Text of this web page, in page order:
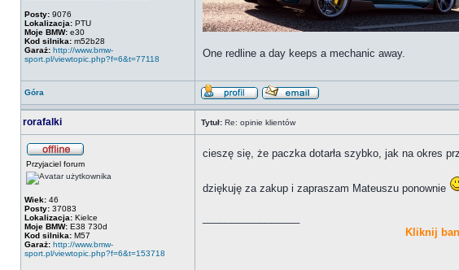
Posty: 9076
Lokalizacja: PTU
Moje BMW: e30
Kod silnika: m52b28
Garaż: http://www.bmw-
sport.pl/viewtopic.php?f=6&t=77118
One redline a day keeps a mechanic away.
Góra
rorafalki Tytuł: Re: opinie klientów
Przyjaciel forum
Wiek: 46
Posty: 37083
Lokalizacja: Kielce
Moje BMW: E38 730d
Kod silnika: M57
Garaż: http://www.bmw-
sport.pl/viewtopic.php?f=6&t=153718
cieszę się, że paczka dotarła szybko, jak na okres
dziękuję za zakup i zapraszam Mateuszu ponownie
Kliknij